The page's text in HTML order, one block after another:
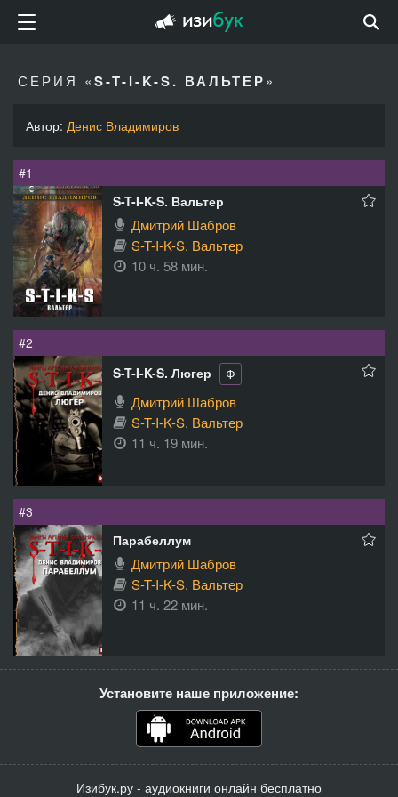
СЕРИЯ «S-T-I-K-S. ВАЛЬТЕР»
Автор: Денис Владимиров
#1
S-T-I-K-S. Вальтер
Дмитрий Шабров
S-T-I-K-S. Вальтер
10 ч. 58 мин.
#2
S-T-I-K-S. Люгер
Ф
Дмитрий Шабров
S-T-I-K-S. Вальтер
11 ч. 19 мин.
#3
Парабеллум
Дмитрий Шабров
S-T-I-K-S. Вальтер
11 ч. 22 мин.
Установите наше приложение:
Изибук.ру - аудиокниги онлайн бесплатно